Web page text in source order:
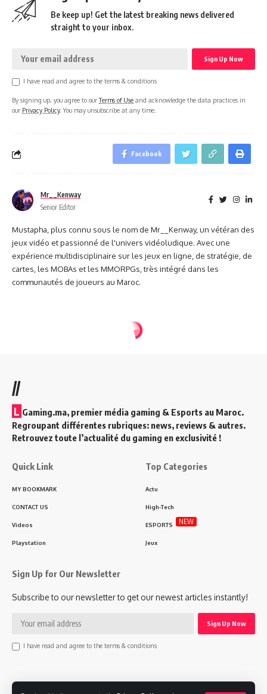
Be keep up! Get the latest breaking news delivered
straight to your inbox.
I have read and agree to the terms & conditions
By signing up, you agree to ourTerms of Use and acknowledge the data practices in
our Privacy Policy. You may unsubscribe at any time.
Facebook
Mr__Kenway
Senior Editor
Mustapha, plus connu sous le nom de Mr__Kenway, un vétéran des
jeux vidéo et passionné de l'univers vidéoludique. Avec une
expérience multidisciplinaire sur les jeux en ligne, de stratégie, de
cartes, les MOBAs et les MMORPGs, très intégré dans les
communautés de joueurs au Maroc.
//
L Gaming.ma, premier média gaming & Esports au Maroc.
Regroupant différentes rubriques: news, reviews & autres.
Retrouvez toute l’actualité du gaming en exclusivité !
Quick Link
MY BOOKMARK
CONTACT US
Videos
Playstation
Top Categories
Actu
High-Tech
ESPORTS NEW
Jeux
Sign Up for Our Newsletter
Subscribe to our newsletter to get our newest articles instantly!
I have read and agree to the terms & conditions